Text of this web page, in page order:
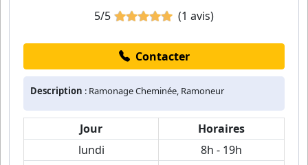
5/5 (1 avis)
Contacter
Description : Ramonage Cheminée, Ramoneur
Jour
Horaires
lundi
8h - 19h